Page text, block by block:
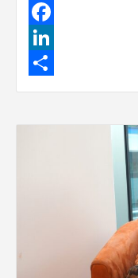
Facebook
LinkedIn
Share